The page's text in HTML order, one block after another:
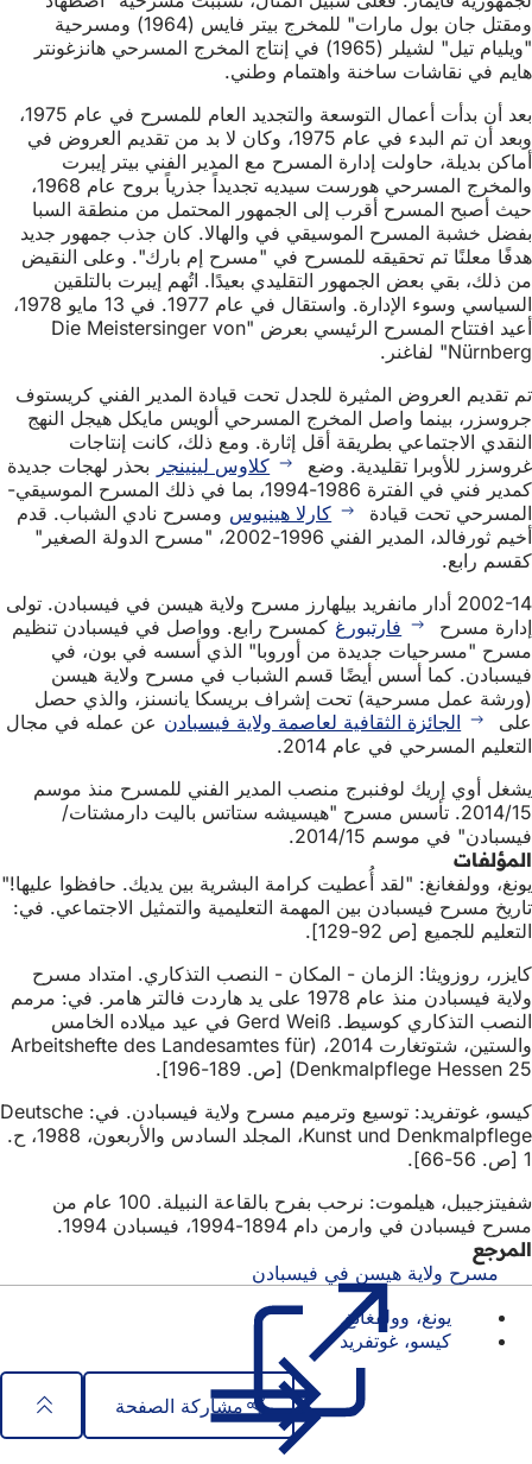
ومقتل جان بول مارات" للمخرج بيتر فايس (1964) ومسرحية
"ويليام تيل" لشيلر (1965) في إنتاج المخرج المسرحي هانزغونتر
هايم في نقاشات ساخنة واهتمام وطني.
بعد أن بدأت أعمال التوسعة والتجديد العام للمسرح في عام 1975،
وبعد أن تم البدء في عام 1975، وكان لا بد من تقديم العروض في
أماكن بديلة، حاولت إدارة المسرح مع المدير الفني بيتر إيبرت
والمخرج المسرحي هورست سيديه تجديداً جذرياً بروح عام 1968،
حيث أصبح المسرح أقرب إلى الجمهور المحتمل من منطقة السبا
بفضل خشبة المسرح الموسيقي في والهالا. كان جذب جمهور جديد
هدفًا معلنًا تم تحقيقه للمسرح في "مسرح إم بارك". وعلى النقيض
من ذلك، بقي بعض الجمهور التقليدي بعيدًا. اتُهم إيبرت بالتلقين
السياسي وسوء الإدارة. واستقال في عام 1977. في 13 مايو 1978،
أعيد افتتاح المسرح الرئيسي بعرض "Die Meistersinger von
Nürnberg" لفاغنر.
تم تقديم العروض المثيرة للجدل تحت قيادة المدير الفني كريستوف
جروسزر، بينما واصل المخرج المسرحي ألويس مايكل هيجل النهج
النقدي الاجتماعي بطريقة أقل إثارة. ومع ذلك، كانت إنتاجات
غروسزر للأوبرا تقليدية. وضع
كلاوس لينينجر بحذر لهجات جديدة
كمدير فني في الفترة 1986-1994، بما في ذلك المسرح الموسيقي-
المسرحي تحت قيادة
كارلا هينيوس ومسرح نادي الشباب. قدم
أخيم ثورفالد، المدير الفني 1996-2002، "مسرح الدولة الصغير"
كقسم رابع.
2002-14 أدار مانفريد بيلهارز مسرح ولاية هيسن في فيسبادن. تولى
إدارة مسرح
فارتبورغ كمسرح رابع. وواصل في فيسبادن تنظيم
مسرح "مسرحيات جديدة من أوروبا" الذي أسسه في بون، في
فيسبادن. كما أسس أيضًا قسم الشباب في مسرح ولاية هيسن
(ورشة عمل مسرحية) تحت إشراف بريسكا يانسنز، والذي حصل
على
الجائزة الثقافية لعاصمة ولاية فيسبادن عن عمله في مجال
التعليم المسرحي في عام 2014.
يشغل أوي إريك لوفنبرج منصب المدير الفني للمسرح منذ موسم
2014/15. تأسس مسرح "هيسيشه ستاتس باليت دارمشتات/
فيسبادن" في موسم 2014/15.
المؤلفات
يونغ، وولفغانغ: "لقد أُعطيت كرامة البشرية بين يديك. حافظوا عليها!"
تاريخ مسرح فيسبادن بين المهمة التعليمية والتمثيل الاجتماعي. في:
التعليم للجميع [ص 92-129].
كايزر، روزويثا: الزمان - المكان - النصب التذكاري. امتداد مسرح
ولاية فيسبادن منذ عام 1978 على يد هاردت فالتر هامر. في: مرمم
النصب التذكاري كوسيط. Gerd Weiß في عيد ميلاده الخامس
والستين، شتوتغارت 2014، (Arbeitshefte des Landesamtes für
Denkmalpflege Hessen 25) [ص. 189-196].
كيسو، غوتفريد: توسيع وترميم مسرح ولاية فيسبادن. في: Deutsche
Kunst und Denkmalpflege، المجلد السادس والأربعون، 1988، ح.
1 [ص. 56-66].
شفيتزجيبل، هيلموت: نرحب بفرح بالقاعة النبيلة. 100 عام من
مسرح فيسبادن في وارمن دام 1894-1994، فيسبادن 1994.
المرجع
مسرح ولاية هيسن في فيسبادن
جديدة)
يونغ، وولفغانغ
كيسو، غوتفريد
مشاركة الصفحة